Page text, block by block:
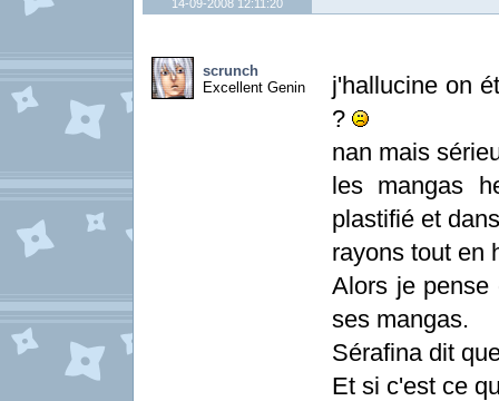
14-09-2008 12:11:20
scrunch
Excellent Genin
j'hallucine on
?
nan mais
les mangas
plastifié et
rayons tout en
Alors je pense
ses mangas.
Sérafina dit
Et si c'est ce